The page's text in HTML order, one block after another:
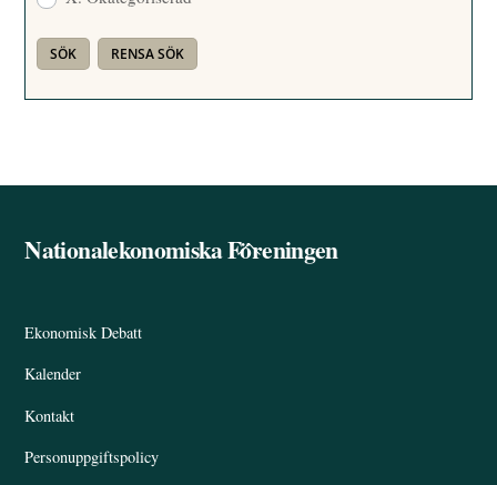
Back
Nationalekonomiska Föreningen
Ekonomisk Debatt
Kalender
Kontakt
Personuppgiftspolicy